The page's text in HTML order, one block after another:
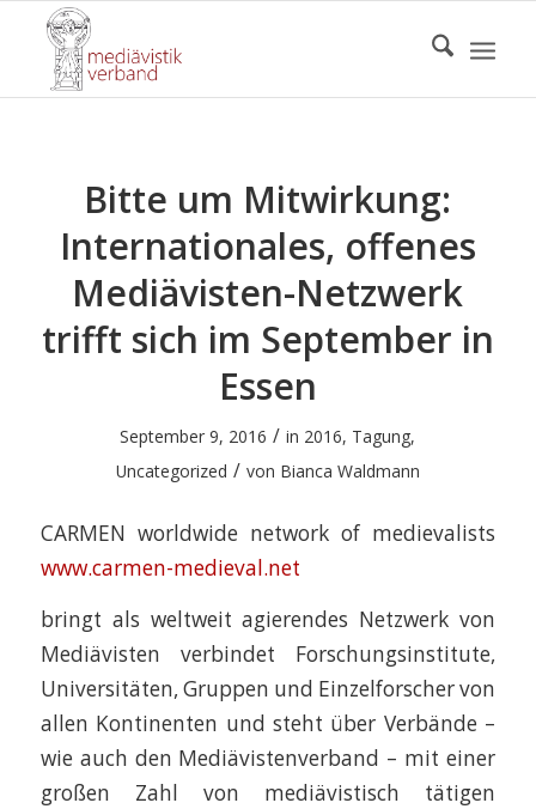
Bitte um Mitwirkung:
Internationales, offenes
Mediävisten-Netzwerk
trifft sich im September in
Essen
September 9, 2016 / in 2016, Tagung,
Uncategorized / von Bianca Waldmann
CARMEN worldwide network of medievalists
www.carmen-medieval.net
bringt als weltweit agierendes Netzwerk von
Mediävisten verbindet Forschungsinstitute,
Universitäten, Gruppen und Einzelforscher von
allen Kontinenten und steht über Verbände –
wie auch den Mediävistenverband – mit einer
großen Zahl von mediävistisch tätigen